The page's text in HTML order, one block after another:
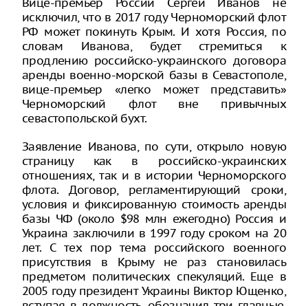
исключил, что в 2017 году Черноморский флот
РФ может покинуть Крым. И хотя Россия, по
словам Иванова, будет стремиться к
продлению российско-украинского договора
аренды военно-морской базы в Севастополе,
вице-премьер «легко может представить»
Черноморский флот вне привычных
севастопольской бухт.
Заявление Иванова, по сути, открыло новую
страницу как в российско-украинских
отношениях, так и в истории Черноморского
флота. Договор, регламентирующий сроки,
условия и фиксированную стоимость аренды
базы ЧФ (около $98 млн ежегодно) Россия и
Украина заключили в 1997 году сроком на 20
лет. С тех пор тема российского военного
присутствия в Крыму не раз становилась
предметом политических спекуляций. Еще в
2005 году президент Украины Виктор Ющенко,